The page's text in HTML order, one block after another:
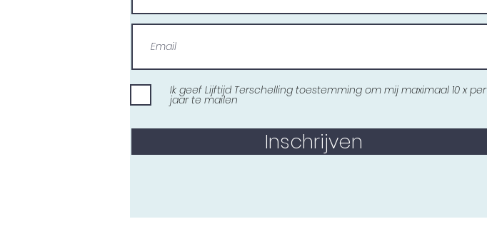
Ik geef Lijftijd Terschelling toestemming om mij maximaal 10 x per
jaar te mailen
Inschrijven